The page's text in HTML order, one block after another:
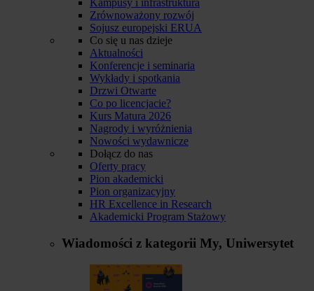
Zrównoważony rozwój
Sojusz europejski ERUA
Co się u nas dzieje
Aktualności
Konferencje i seminaria
Wykłady i spotkania
Drzwi Otwarte
Co po licencjacie?
Kurs Matura 2026
Nagrody i wyróżnienia
Nowości wydawnicze
Dołącz do nas
Oferty pracy
Pion akademicki
Pion organizacyjny
HR Excellence in Research
Akademicki Program Stażowy
Wiadomości z kategorii My, Uniwersytet